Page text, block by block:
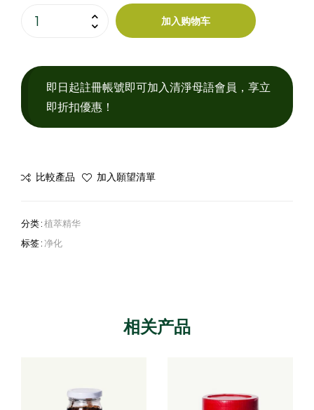
加入购物车
即日起註冊帳號即可加入清淨母語會員，享立
即折扣優惠！
比較產品 加入願望清單
分类 :植萃精华
标签 :净化
相关产品